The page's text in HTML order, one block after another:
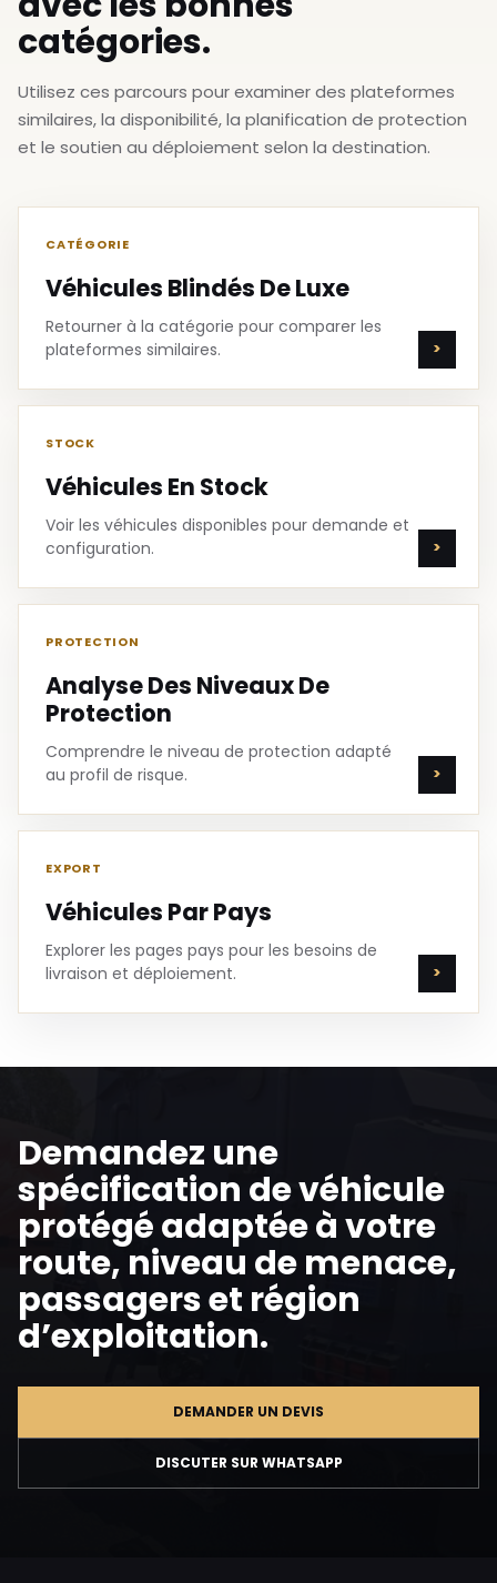
catégories.
Utilisez ces parcours pour examiner des plateformes
similaires, la disponibilité, la planification de protection
et le soutien au déploiement selon la destination.
CATÉGORIE
Véhicules Blindés De Luxe
Retourner à la catégorie pour comparer les
plateformes similaires.
STOCK
Véhicules En Stock
Voir les véhicules disponibles pour demande et
configuration.
PROTECTION
Analyse Des Niveaux De
Protection
Comprendre le niveau de protection adapté
au profil de risque.
EXPORT
Véhicules Par Pays
Explorer les pages pays pour les besoins de
livraison et déploiement.
Demandez une
spécification de véhicule
protégé adaptée à votre
route, niveau de menace,
passagers et région
d’exploitation.
DEMANDER UN DEVIS
DISCUTER SUR WHATSAPP